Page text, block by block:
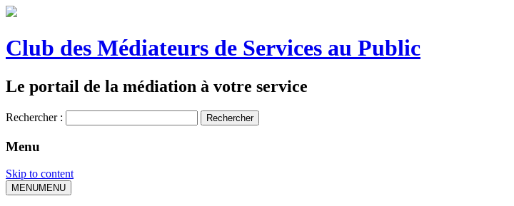
Club des Médiateurs de Services au Public
Le portail de la médiation à votre service
Rechercher :
Menu
Skip to content
MENUMENU